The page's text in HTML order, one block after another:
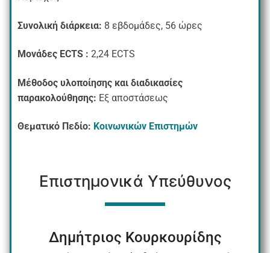
Συνολική διάρκεια: 8 εβδομάδες, 56 ώρες
Μονάδες ECTS : 2,24 ECTS
Μέθοδος υλοποίησης και διαδικασίες
παρακολούθησης: Εξ αποστάσεως
Θεματικό Πεδίο: Κοινωνικών Επιστημών
Επιστημονικά Υπεύθυνος
Δημήτριος Κουρκουρίδης